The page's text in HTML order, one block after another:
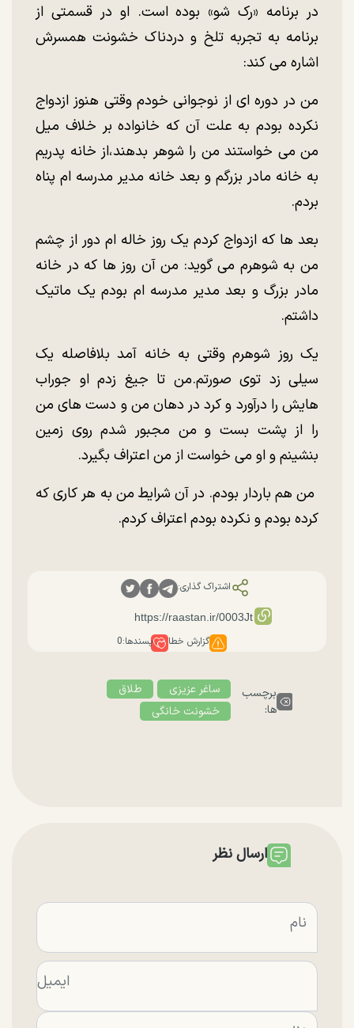
در برنامه «رک شو» بوده است. او در قسمتی از
برنامه به تجربه تلخ و دردناک خشونت همسرش
اشاره می کند:
من در دوره ای از نوجوانی خودم وقتی هنوز ازدواج
نکرده بودم به علت آن که خانواده بر خلاف میل
من می خواستند من را شوهر بدهند،از خانه پدریم
به خانه مادر بزرگم و بعد خانه مدیر مدرسه ام پناه
بردم.
بعد ها که ازدواج کردم یک روز خاله ام دور از چشم
من به شوهرم می گوید: من آن روز ها که در خانه
مادر بزرگ و بعد مدیر مدرسه ام بودم یک ماتیک
داشتم.
یک روز شوهرم وقتی به خانه آمد بلافاصله یک
سیلی زد توی صورتم.من تا جیغ زدم او جوراب
هایش را درآورد و کرد در دهان من و دست های من
را از پشت بست و من مجبور شدم روی زمین
بنشینم و او می خواست از من اعتراف بگیرد.
من هم باردار بودم. در آن شرایط من به هر کاری که
کرده بودم و نکرده بودم اعتراف کردم.
اشتراک گذاری:
گزارش خطا پسندها:0
برچسب
ها:
ساغر عزیزی
طلاق
خشونت خانگی
ارسال نظر